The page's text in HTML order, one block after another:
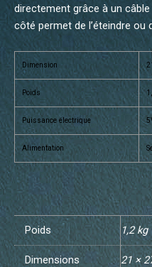
directement grâce à un
côté permet de l’éteindre ou
Dimension
Poids
Puissance électrique
Alimentation
Poids 1,2 kg
Dimensions 21 ×